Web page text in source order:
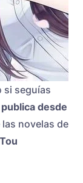
si seguías
desde
las novelas de
Tou